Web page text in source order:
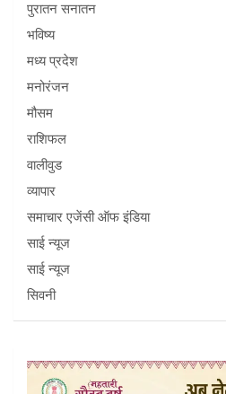
पुरातन सनातन
भविष्य
मध्य प्रदेश
मनोरंजन
मौसम
राशिफल
वालीवुड
व्यापार
समाचार एजेंसी ऑफ इंडिया
साई न्यूज
साई न्यूज
सिवनी